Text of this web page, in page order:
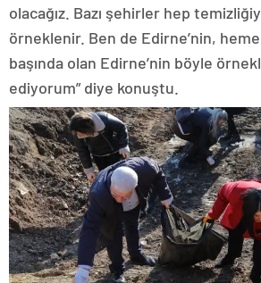
olacağız. Bazı şehirler hep
örneklenir. Ben de Edirne’nin,
başında olan Edirne’nin böyle
ediyorum” diye konuştu.